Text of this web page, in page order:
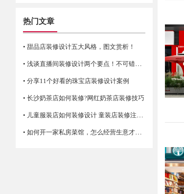
热门文章
• 甜品店装修设计五大风格，图文赏析！
• 分享11个好看的珠宝店装修设计案例
• 长沙奶茶店如何装修?网红奶茶店装修技巧